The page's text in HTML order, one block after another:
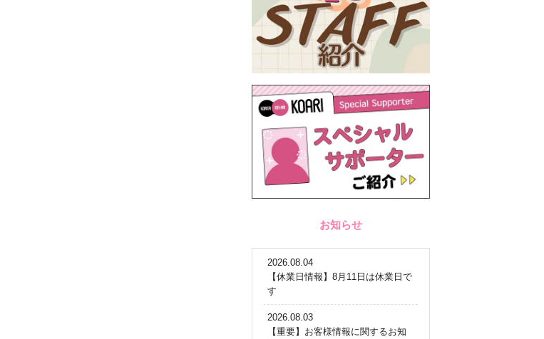
お知らせ
2026.08.04
【休業日情報】8月11日は休業日で
す
2026.08.03
【重要】お客様情報に関するお知